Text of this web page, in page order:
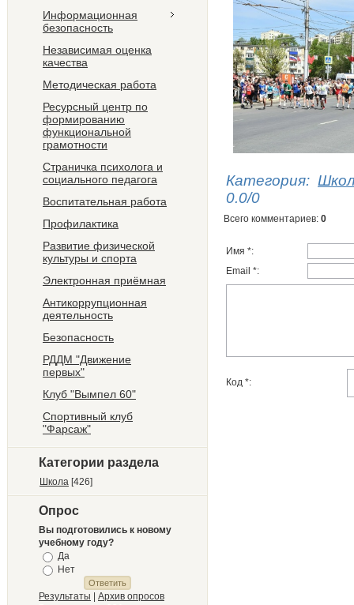
Информационная
безопасность
Независимая оценка
качества
Методическая работа
Ресурсный центр по
формированию
функциональной
грамотности
Страничка психолога и
социального педагога
Воспитательная работа
Профилактика
Развитие физической
культуры и спорта
Электронная приёмная
Антикоррупционная
деятельность
Безопасность
РДДМ "Движение
первых"
Клуб "Вымпел 60"
Спортивный клуб
"Фарсаж"
Категории раздела
Школа [426]
Опрос
Вы подготовились к новому
учебному году?
Да
Нет
Результаты | Архив опросов
Категория:
0.0/0
Всего комментариев: 0
Имя *:
Email *:
Код *: